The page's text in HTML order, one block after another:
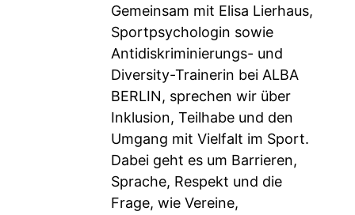
Gemeinsam mit Elisa Lierhaus,
Sportpsychologin sowie
Antidiskriminierungs- und
Diversity-Trainerin bei ALBA
BERLIN, sprechen wir über
Inklusion, Teilhabe und den
Umgang mit Vielfalt im Sport.
Dabei geht es um Barrieren,
Sprache, Respekt und die
Frage, wie Vereine,